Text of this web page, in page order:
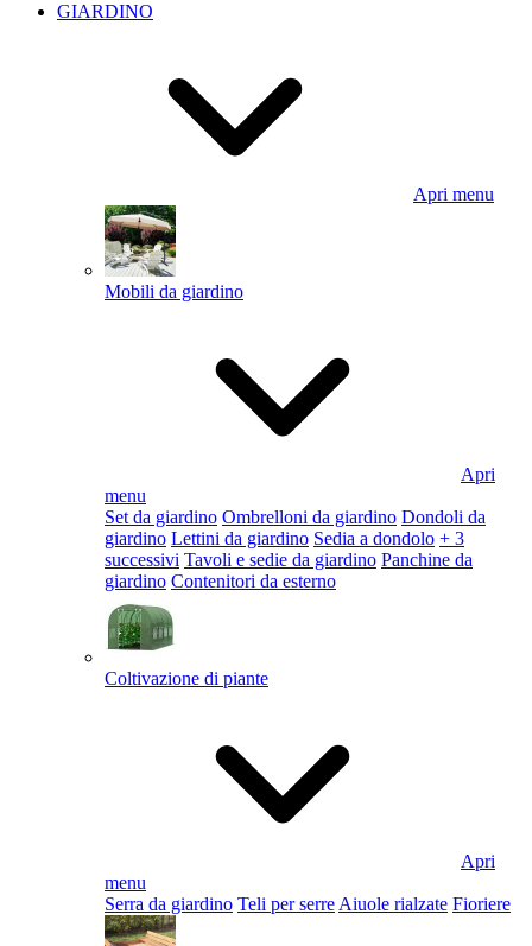
GIARDINO
Apri menu
Mobili da giardino
Apri
menu
Set da giardino Ombrelloni da giardino Dondoli da
giardino Lettini da giardino Sedia a dondolo + 3
successivi Tavoli e sedie da giardino Panchine da
giardino Contenitori da esterno
Coltivazione di piante
Apri
menu
Serra da giardino Teli per serre Aiuole rialzate Fioriere